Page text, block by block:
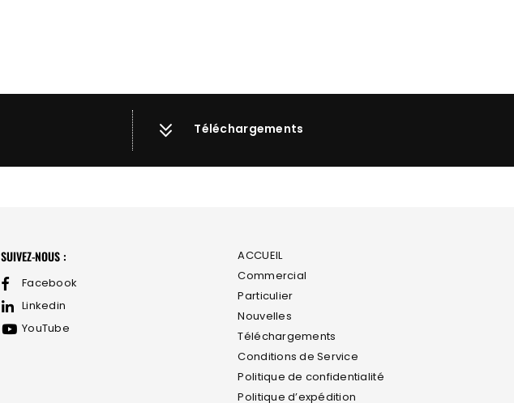
Téléchargements
SUIVEZ-NOUS :
Facebook
Linkedin
YouTube
ACCUEIL
Commercial
Particulier
Nouvelles
Téléchargements
Conditions de Service
Politique de confidentialité
Politique d’expédition